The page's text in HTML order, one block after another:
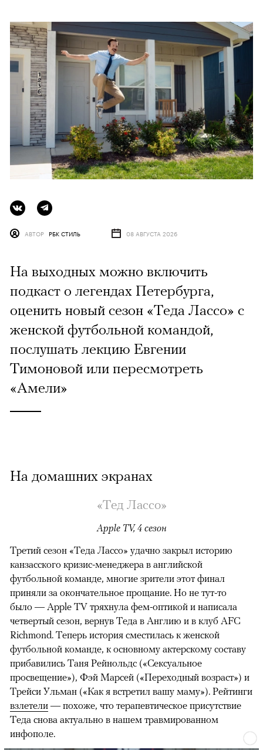
АВТОР РБК СТИЛЬ 08 АВГУСТА 2026
На выходных можно включить
подкаст о легендах Петербурга,
оценить новый сезон «Теда Лассо» с
женской футбольной командой,
послушать лекцию Евгении
Тимоновой или пересмотреть
«Амели»
На домашних экранах
«Тед Лассо»
Apple TV, 4 сезон
00:00 / 00:00
Третий сезон «Теда Лассо» удачно закрыл историю
канзасского кризис-менеджера в английской
футбольной команде, многие зрители этот финал
приняли за окончательное прощание. Но не тут-то
было — Apple TV тряхнула фем-оптикой и написала
четвертый сезон, вернув Теда в Англию и в клуб AFC
Richmond. Теперь история сместилась к женской
футбольной команде, к основному актерскому составу
прибавились Таня Рейнольдс («Сексуальное
просвещение»), Фэй Марсей («Переходный возраст») и
Трейси Ульман («Как я встретил вашу маму»). Рейтинги
взлетели — похоже, что терапевтическое присутствие
Теда снова актуально в нашем травмированном
инфополе.